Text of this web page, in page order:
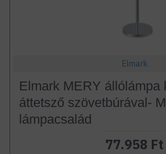
Elmark
Elmark MERY állólámpa
áttetsző szövetbúrával-
lámpacsalád
77.958 Ft